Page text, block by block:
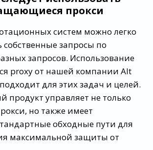
прокси
систем можно легко
собственные запросы по
запросов. Использование
proxy от нашей компании Alt
для этих задач и целей.
продукт управляет не только
но также имеет
обходные пути для
максимальной защиты от